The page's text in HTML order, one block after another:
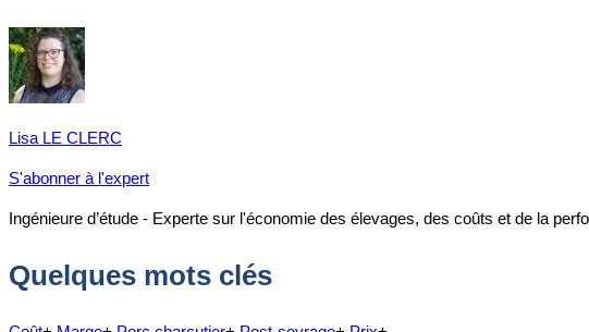
Lisa LE CLERC
S'abonner à l'expert
Ingénieure d’étude - Experte sur l'économie des élevages, des coûts et de la
Quelques mots clés